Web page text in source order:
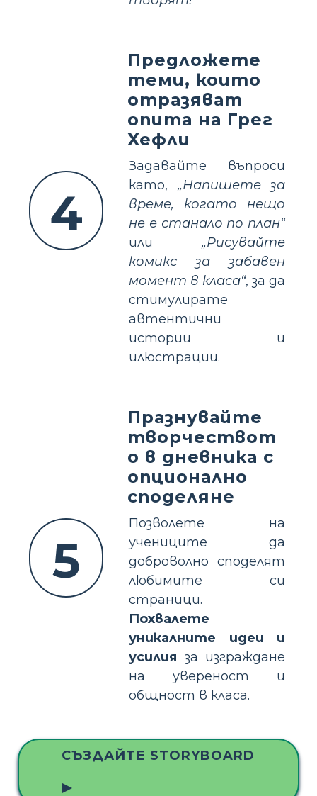
4
Предложете
теми, които
отразяват
опита на Грег
Хефли
Задавайте въпроси
като, „Напишете за
време, когато нещо
не е станало по план“
или „Рисувайте
комикс за забавен
момент в класа“, за да
стимулирате
автентични
истории и
илюстрации.
5
Празнувайте
творчествот
о в дневника с
опционално
споделяне
Позволете на
учениците да
доброволно споделят
любимите си
страници.
Похвалете
уникалните идеи и
усилия за изграждане
на увереност и
общност в класа.
СЪЗДАЙТЕ STORYBOARD
▶